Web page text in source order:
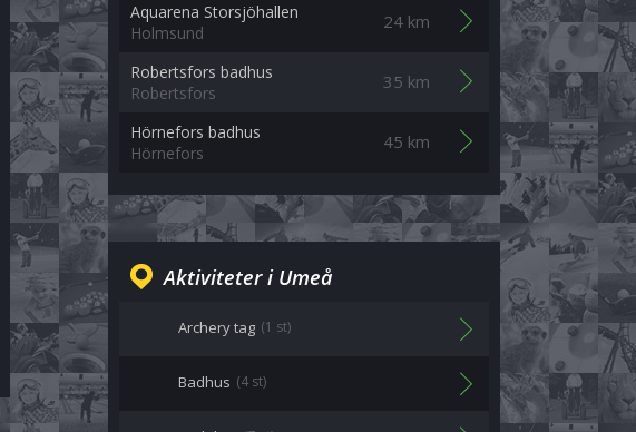
Aquarena Storsjöhallen
Holmsund
24 km
Robertsfors badhus
Robertsfors
35 km
Hörnefors badhus
Hörnefors
45 km
Aktiviteter i Umeå
Archery tag (1 st)
Badhus (4 st)